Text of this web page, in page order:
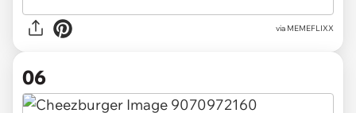
via MEMEFLIXX
06